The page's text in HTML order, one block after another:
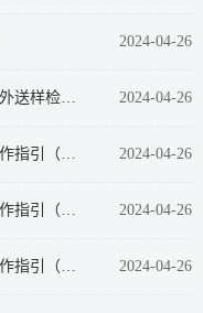
2024-04-26
2024-04-26
南昌大学大型仪器预约共享管理平台校外送样检测流程及充值信息
2024-04-26
南昌大学大型仪器预约共享管理平台操作指引（校外用户）
2024-04-26
南昌大学大型仪器预约共享管理平台操作指引（学生普通用户）
2024-04-26
南昌大学大型仪器预约共享管理平台操作指引（老师-注册账号和创建课题组）